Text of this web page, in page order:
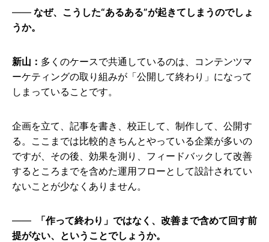
なぜ、こうした“あるある”が起きてしまうのでしょ
うか。
新山： 多くのケースで共通しているのは、コンテンツマ
ーケティングの取り組みが「公開して終わり」になって
しまっていることです。
企画を立て、記事を書き、校正して、制作して、公開す
る。ここまでは比較的きちんとやっている企業が多いの
ですが、その後、効果を測り、フィードバックして改善
するところまでを含めた運用フローとして設計されてい
ないことが少なくありません。
「作って終わり」ではなく、改善まで含めて回す前
提がない、ということでしょうか。